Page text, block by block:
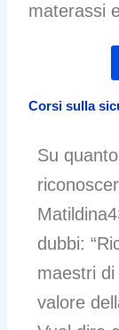
materassi
Corsi sulla
Su
dubbi:
maestri di
valore